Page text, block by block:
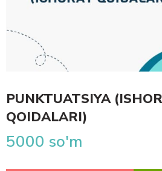
PUNKTUATSIYA
QOIDALARI)
5000 so'm